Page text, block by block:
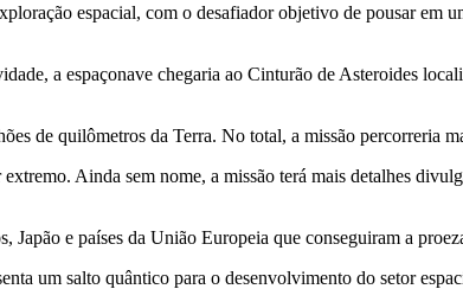
espacial, com o desafiador objetivo de pousar em
a espaçonave chegaria ao Cinturão de Asteroides
de quilômetros da Terra. No total, a missão percorreria
Ainda sem nome, a missão terá mais detalhes
Japão e países da União Europeia que conseguiram a
um salto quântico para o desenvolvimento do setor